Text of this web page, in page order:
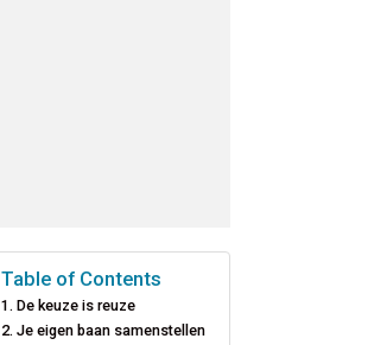
Table of Contents
De keuze is reuze
Je eigen baan samenstellen